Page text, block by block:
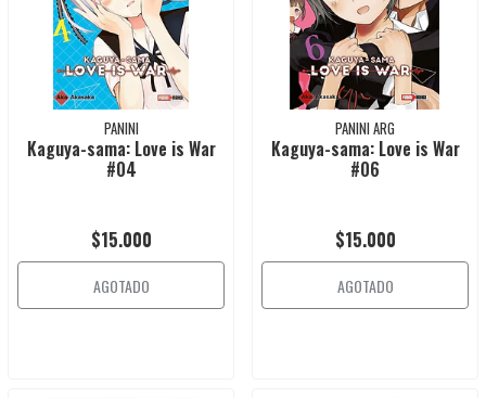
PANINI
Kaguya-sama: Love is War
#04
$15.000
AGOTADO
PANINI ARG
Kaguya-sama: Love is War
#06
$15.000
AGOTADO